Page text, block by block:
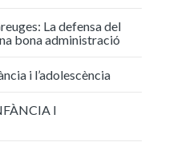
La defensa del
bona administració
i l’adolescència
I